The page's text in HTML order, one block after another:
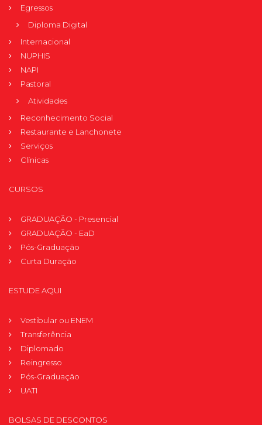
Egressos
Diploma Digital
Internacional
NUPHIS
NAPI
Pastoral
Atividades
Reconhecimento Social
Restaurante e Lanchonete
Serviços
Clínicas
CURSOS
GRADUAÇÃO - Presencial
GRADUAÇÃO - EaD
Pós-Graduação
Curta Duração
ESTUDE AQUI
Vestibular ou ENEM
Transferência
Diplomado
Reingresso
Pós-Graduação
UATI
BOLSAS DE DESCONTOS